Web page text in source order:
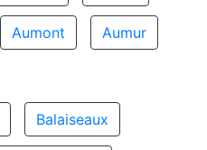
Aumont Aumur
Balaiseaux